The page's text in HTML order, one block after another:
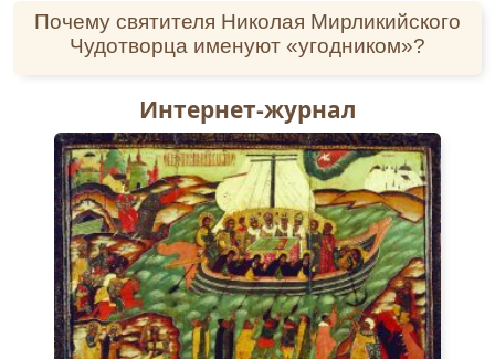
Почему святителя Николая Мирликийского
Чудотворца именуют «угодником»?
Интернет-журнал